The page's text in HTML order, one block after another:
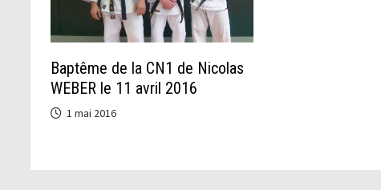
Baptême de la CN1 de Nicolas
WEBER le 11 avril 2016
1 mai 2016